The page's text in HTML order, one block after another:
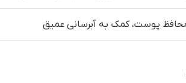
پوست، کمک به آبرسانی عمیق